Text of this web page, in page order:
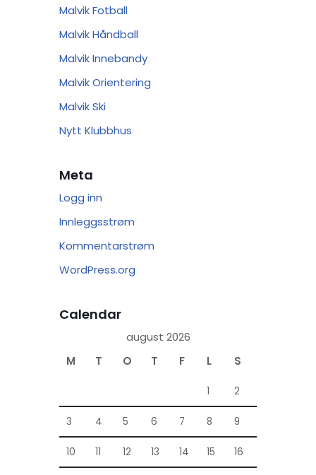
Malvik Fotball
Malvik Håndball
Malvik Innebandy
Malvik Orientering
Malvik Ski
Nytt Klubbhus
Meta
Logg inn
Innleggsstrøm
Kommentarstrøm
WordPress.org
Calendar
august 2026
M
T O T F L S
1 2
3 4 5 6 7 8 9
10 11 12 13 14 15 16